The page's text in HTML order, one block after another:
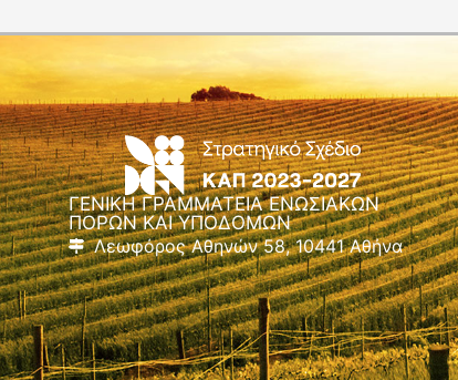
ΓΕΝΙΚΗ ΓΡΑΜΜΑΤΕΙΑ ΕΝΩΣΙΑΚΩΝ
ΠΟΡΩΝ ΚΑΙ ΥΠΟΔΟΜΩΝ
Λεωφόρος Αθηνών 58, 10441 Αθήνα